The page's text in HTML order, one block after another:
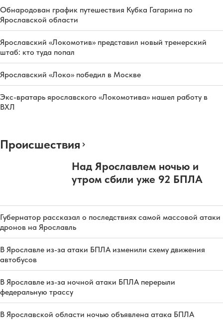
Обнародован график путешествия Кубка Гагарина по
Ярославской области
Ярославский «Локомотив» представил новый тренерский
штаб: кто туда попал
Ярославский «Локо» победил в Москве
Экс-вратарь ярославского «Локомотива» нашел работу в
ВХЛ
Происшествия
Над Ярославлем ночью и
утром сбили уже 92 БПЛА
Губернатор рассказал о последствиях самой массовой атаки
дронов на Ярославль
В Ярославле из-за атаки БПЛА изменили схему движения
автобусов
В Ярославле из-за ночной атаки БПЛА перерыли
федеральную трассу
В Ярославской области ночью объявлена атака БПЛА